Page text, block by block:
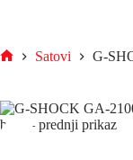
Satovi G-